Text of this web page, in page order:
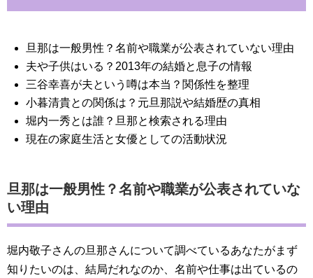
旦那は一般男性？名前や職業が公表されていない理由
夫や子供はいる？2013年の結婚と息子の情報
三谷幸喜が夫という噂は本当？関係性を整理
小暮清貴との関係は？元旦那説や結婚歴の真相
堀内一秀とは誰？旦那と検索される理由
現在の家庭生活と女優としての活動状況
旦那は一般男性？名前や職業が公表されていな
い理由
堀内敬子さんの旦那さんについて調べているあなたがまず
知りたいのは、結局だれなのか、名前や仕事は出ているの